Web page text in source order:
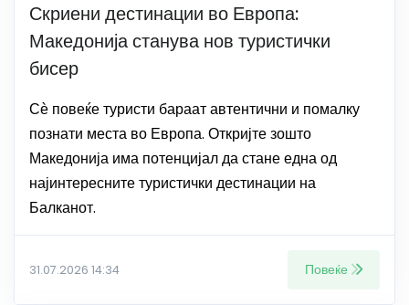
Скриени дестинации во Европа:
Македонија станува нов туристички
бисер
Сѐ повеќе туристи бараат автентични и помалку
познати места во Европа. Откријте зошто
Македонија има потенцијал да стане една од
најинтересните туристички дестинации на
Балканот.
31.07.2026 14:34 Повеќе